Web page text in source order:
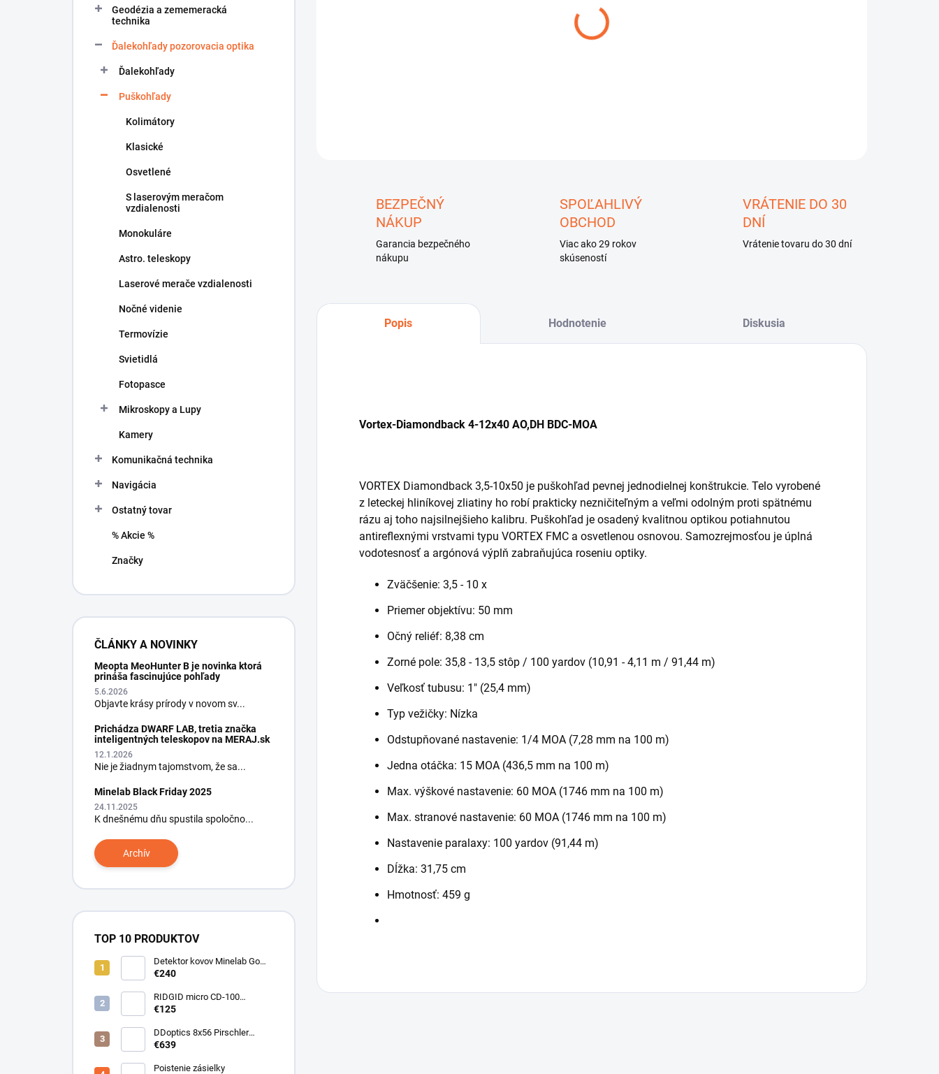
Geodézia a zememeracká
technika
Ďalekohľady pozorovacia optika
Ďalekohľady
Puškohľady
Kolimátory
Klasické
Osvetlené
S laserovým meračom
vzdialenosti
Monokuláre
Astro. teleskopy
Laserové merače vzdialenosti
Nočné videnie
Termovízie
Svietidlá
Fotopasce
Mikroskopy a Lupy
Kamery
Komunikačná technika
Navigácia
Ostatný tovar
% Akcie %
Značky
ČLÁNKY A NOVINKY
Meopta MeoHunter B je novinka ktorá
prináša fascinujúce pohľady
5.6.2026
Objavte krásy prírody v novom sv...
Prichádza DWARF LAB, tretia značka
inteligentných teleskopov na MERAJ.sk
12.1.2026
Nie je žiadnym tajomstvom, že sa...
Minelab Black Friday 2025
24.11.2025
K dnešnému dňu spustila spoločno...
Archív
TOP 10 PRODUKTOV
Detektor kovov Minelab Go
Find 66
€240
RIDGID micro CD-100
Detektor horľavých plynov
€125
DDoptics 8x56 Pirschler
Gen.3 Magnesium zelený
€639
Poistenie zásielky
10.8.2026
BEZPEČNÝ
NÁKUP
Garancia bezpečného
nákupu
SPOĽAHLIVÝ
OBCHOD
Viac ako 29 rokov
skúseností
VRÁTENIE DO 30
DNÍ
Vrátenie tovaru do 30 dní
Popis Hodnotenie Diskusia
Vortex-Diamondback 4-12x40 AO,DH BDC-MOA
VORTEX Diamondback 3,5-10x50 je puškohľad pevnej jednodielnej konštrukcie. Telo vyrobené
z leteckej hliníkovej zliatiny ho robí prakticky nezničiteľným a veľmi odolným proti spätnému
rázu aj toho najsilnejšieho kalibru. Puškohľad je osadený kvalitnou optikou potiahnutou
antireflexnými vrstvami typu VORTEX FMC a osvetlenou osnovou. Samozrejmosťou je úplná
vodotesnosť a argónová výplň zabraňujúca roseniu optiky.
Zväčšenie: 3,5 - 10 x
Priemer objektívu: 50 mm
Očný reliéf: 8,38 cm
Zorné pole: 35,8 - 13,5 stôp / 100 yardov (10,91 - 4,11 m / 91,44 m)
Veľkosť tubusu: 1" (25,4 mm)
Typ vežičky: Nízka
Odstupňované nastavenie: 1/4 MOA (7,28 mm na 100 m)
Jedna otáčka: 15 MOA (436,5 mm na 100 m)
Max. výškové nastavenie: 60 MOA (1746 mm na 100 m)
Max. stranové nastavenie: 60 MOA (1746 mm na 100 m)
Nastavenie paralaxy: 100 yardov (91,44 m)
Dĺžka: 31,75 cm
Hmotnosť: 459 g